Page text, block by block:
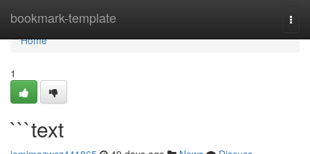
bookmark-template
Home
Home
1
```text